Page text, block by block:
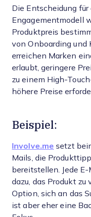
Die Entscheidung
Engagementmodell
Produktpreis
von Onboarding und
erreichen Marken
erlaubt, geringere
zu einem High-
höhere Preise
Beispiel:
Involve.me setzt
Mails, die
bereitstellen. Jede
dazu, das Produkt
Option, sich an das
ist aber eher eine